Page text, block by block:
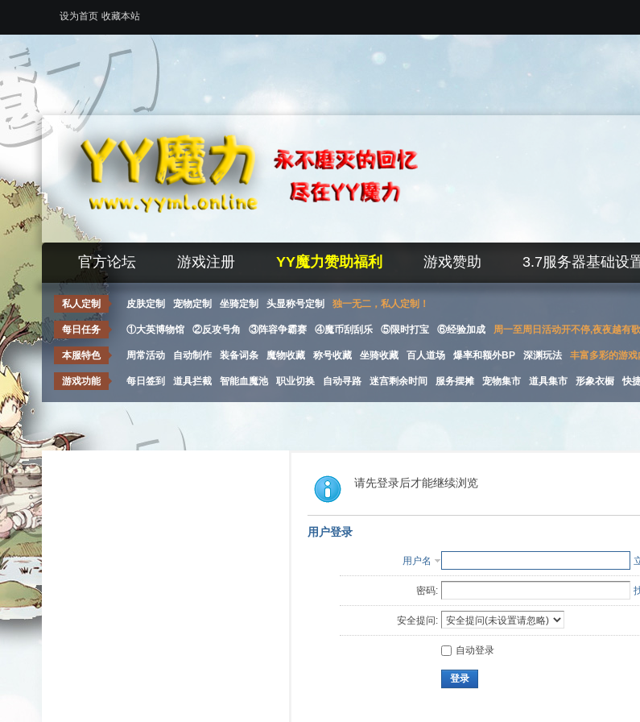
设为首页 收藏本站
官方论坛 游戏注册 YY魔力赞助福利 游戏赞助 3.7服务器基础设
私人定制 皮肤定制 宠物定制 坐骑定制 头显称号定制 独一无二，私人定制！
每日任务 ①大英博物馆 ②反攻号角 ③阵容争霸赛 ④魔币刮刮乐 ⑤限时打宝 ⑥经验加成 周一至周日活动开不停,夜夜越有歌
本服特色 周常活动 自动制作 装备词条 魔物收藏 称号收藏 坐骑收藏 百人道场 爆率和额外BP 深渊玩法 丰富多彩的游戏
游戏功能 每日签到 道具拦截 智能血魔池 职业切换 自动寻路 迷宫剩余时间 服务摆摊 宠物集市 道具集市 形象衣橱 快
请先登录后才能继续浏览
用户登录
用户名
密码:
安全提问:
自动登录
登录